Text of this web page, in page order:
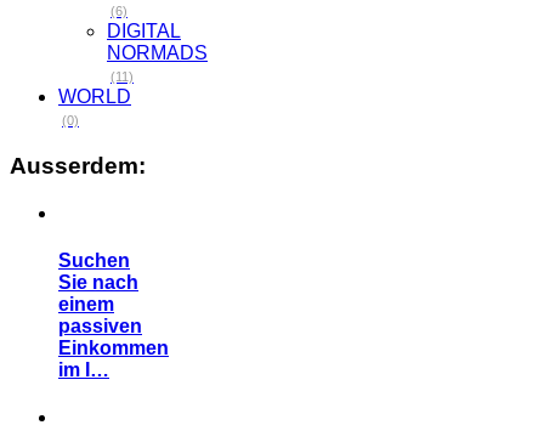
(6)
DIGITAL
NORMADS
(11)
WORLD
(0)
Ausserdem:
Suchen
Sie nach
einem
passiven
Einkommen
im I…